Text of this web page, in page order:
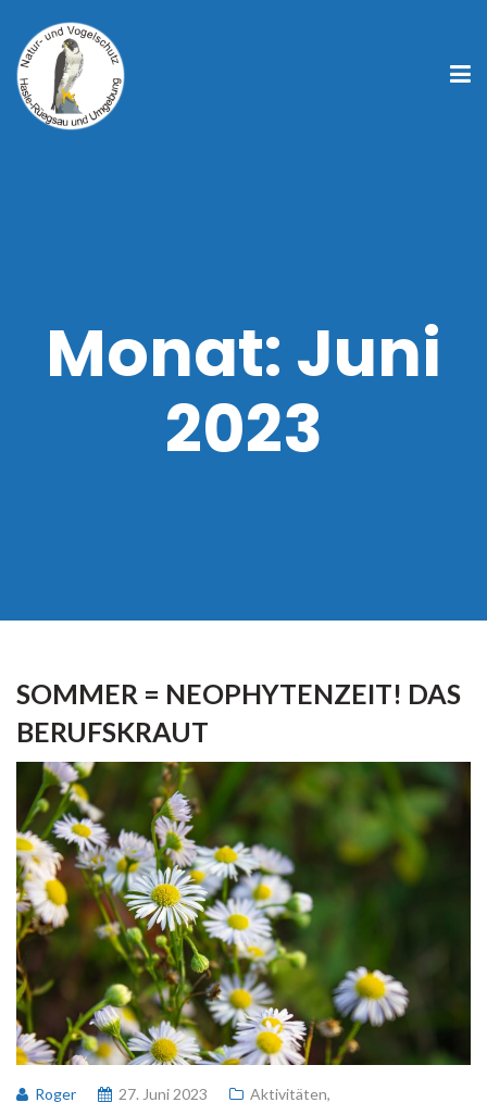
Monat: Juni
2023
SOMMER = NEOPHYTENZEIT! DAS
BERUFSKRAUT
Roger 27. Juni 2023 Aktivitäten,